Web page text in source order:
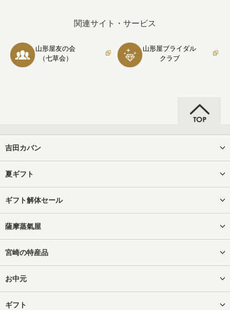
関連サイト・サービス
山形屋友の会
（七草会）
山形屋ブライダル
クラブ
吉田カバン
夏ギフト
ギフト解体セール
薩摩蒸氣屋
宮崎の特産品
お中元
ギフト